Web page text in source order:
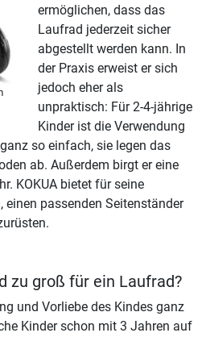
ermöglichen, dass das
Laufrad jederzeit sicher
abgestellt werden kann. In
der Praxis erweist er sich
jedoch eher als
unpraktisch: Für 2-4-jährige
Kinder ist die Verwendung
so einfach, sie legen das
ab. Außerdem birgt er eine
KOKUA bietet für seine
einen passenden Seitenständer
zu groß für ein Laufrad?
und Vorliebe des Kindes ganz
Kinder schon mit 3 Jahren auf